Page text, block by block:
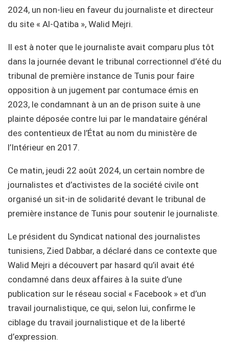
2024, un non-lieu en faveur du journaliste et directeur
du site « Al-Qatiba », Walid Mejri.
Il est à noter que le journaliste avait comparu plus tôt
dans la journée devant le tribunal correctionnel d’été du
tribunal de première instance de Tunis pour faire
opposition à un jugement par contumace émis en
2023, le condamnant à un an de prison suite à une
plainte déposée contre lui par le mandataire général
des contentieux de l’État au nom du ministère de
l’Intérieur en 2017.
Ce matin, jeudi 22 août 2024, un certain nombre de
journalistes et d’activistes de la société civile ont
organisé un sit-in de solidarité devant le tribunal de
première instance de Tunis pour soutenir le journaliste.
Le président du Syndicat national des journalistes
tunisiens, Zied Dabbar, a déclaré dans ce contexte que
Walid Mejri a découvert par hasard qu’il avait été
condamné dans deux affaires à la suite d’une
publication sur le réseau social « Facebook » et d’un
travail journalistique, ce qui, selon lui, confirme le
ciblage du travail journalistique et de la liberté
d’expression.